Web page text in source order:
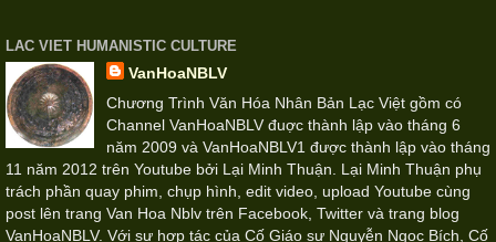
LAC VIET HUMANISTIC CULTURE
VanHoaNBLV
Chương Trình Văn Hóa Nhân Bản Lạc Việt gồm có
Channel VanHoaNBLV đuợc thành lập vào tháng 6
năm 2009 và VanHoaNBLV1 được thành lập vào tháng
11 năm 2012 trên Youtube bởi Lại Minh Thuận. Lại Minh Thuận phụ
trách phần quay phim, chụp hình, edit video, upload Youtube cùng
post lên trang Van Hoa Nblv trên Facebook, Twitter và trang blog
VanHoaNBLV. Với sự hợp tác của Cố Giáo sư Nguyễn Ngọc Bích, Cố